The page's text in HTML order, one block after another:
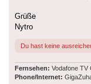
Grüße
Nytro
Du hast keine
Fernsehen: Vodafone TV
Phone/Internet: